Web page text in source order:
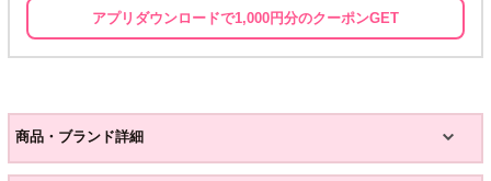
アプリダウンロードで1,000円分のクーポンGET
商品・ブランド詳細